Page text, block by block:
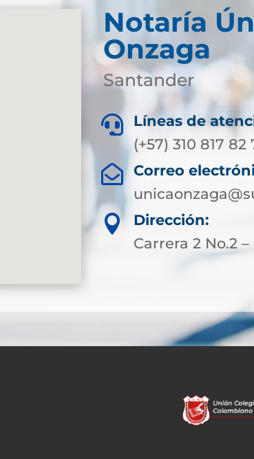
Notaría
Onzaga
Santander

Líneas de
(+57) 310 817 82

Correo

Dirección:
Carrera 2 No.2